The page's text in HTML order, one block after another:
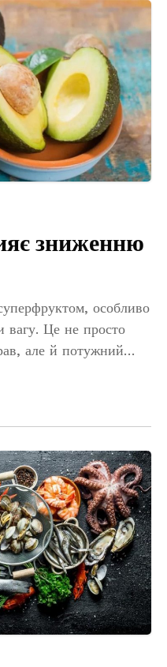
зниженню
особливо
вагу. Це не просто
але й потужний